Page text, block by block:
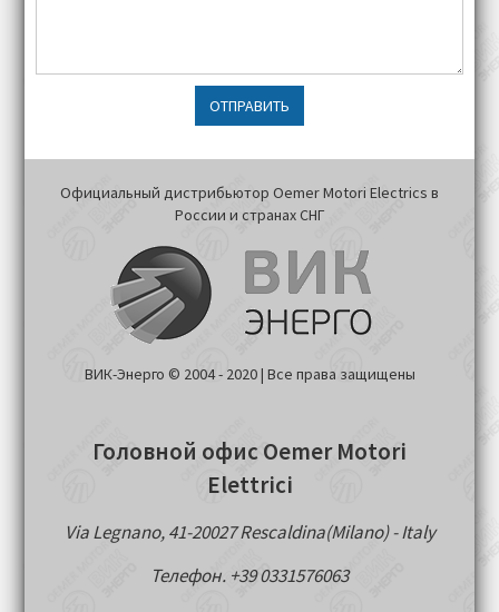
ОТПРАВИТЬ
Официальный дистрибьютор Oemer Motori Electrics в
России и странах СНГ
ВИК-Энерго © 2004 - 2020 | Все права защищены
Головной офис Oemer Motori
Elettrici
Via Legnano, 41-20027 Rescaldina(Milano) - Italy
Телефон. +39 0331576063